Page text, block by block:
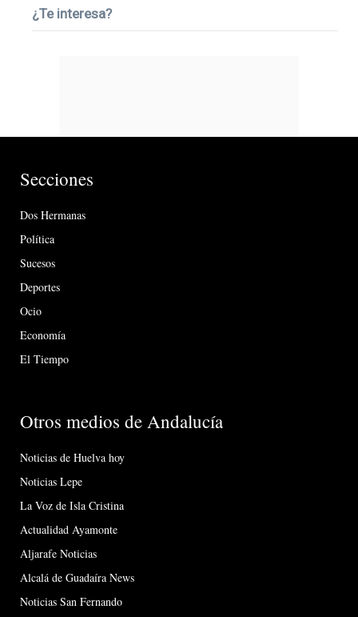
¿Te interesa?
Secciones
Dos Hermanas
Política
Sucesos
Deportes
Ocio
Economía
El Tiempo
Otros medios de Andalucía
Noticias de Huelva hoy
Noticias Lepe
La Voz de Isla Cristina
Actualidad Ayamonte
Aljarafe Noticias
Alcalá de Guadaíra News
Noticias San Fernando